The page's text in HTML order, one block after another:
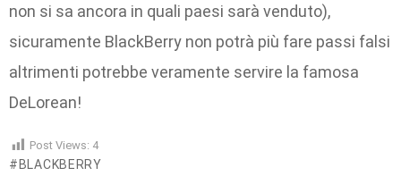
non si sa ancora in quali paesi sarà venduto),
sicuramente BlackBerry non potrà più fare passi falsi
altrimenti potrebbe veramente servire la famosa
DeLorean!
Post Views: 4
BLACKBERRY